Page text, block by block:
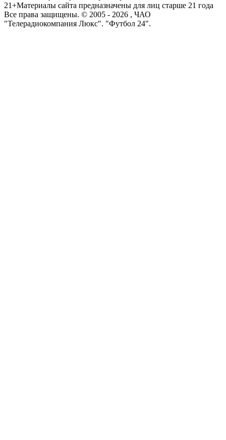
21+Материалы сайта предназначены для лиц старше 21 года
Все права защищены. © 2005 - 2026 , ЧАО
"Телерадиокомпания Люкс". "Футбол 24".